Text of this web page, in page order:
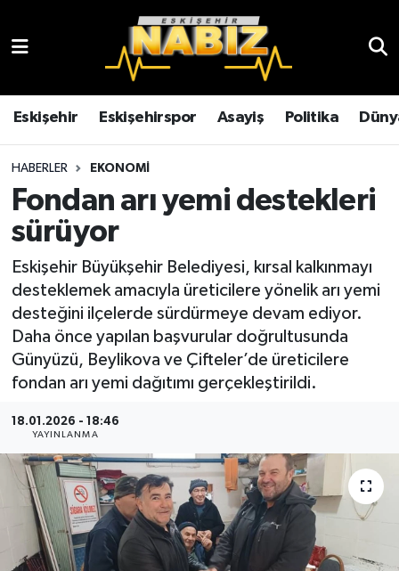
Eskişehir Eskişehirspor Asayiş Politika
HABERLER EKONOMI
Fondan arı yemi destekleri
sürüyor
Eskişehir Büyükşehir Belediyesi, kırsal kalkınmayı
desteklemek amacıyla üreticilere yönelik arı yemi
desteğini ilçelerde sürdürmeye devam ediyor.
Daha önce yapılan başvurular doğrultusunda
Günyüzü, Beylikova ve Çifteler’de üreticilere
fondan arı yemi dağıtımı gerçekleştirildi.
18.01.2026 - 18:46
YAYINLANMA
Çevre
Eğitim
Ekonomi
Eskişehir
Eskişehirspor
Genel
Gündem
Kültür Sanat
Magazin
Politika
Eskişehir Hava Durumu
Eskişehir Trafik Yoğunluk Haritası
TFF 3.Lig 4.Grup Puan Durumu ve Fikstür
Tüm Manşetler
Son Dakika Haberleri
Haber Arşivi